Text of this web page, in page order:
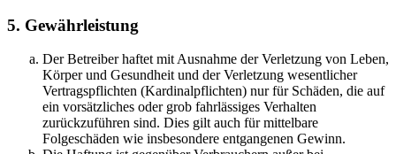
5. Gewährleistung
Der Betreiber haftet mit Ausnahme der Verletzung von Leben,
Körper und Gesundheit und der Verletzung wesentlicher
Vertragspflichten (Kardinalpflichten) nur für Schäden, die auf
ein vorsätzliches oder grob fahrlässiges Verhalten
zurückzuführen sind. Dies gilt auch für mittelbare
Folgeschäden wie insbesondere entgangenen Gewinn.